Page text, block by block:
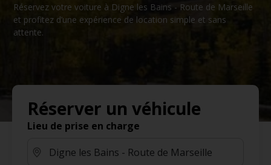
Réservez votre voiture à Digne les Bains - Route de Marseille
et profitez d’une expérience de location simple et sans
attente.
Réserver un véhicule
Lieu de prise en charge